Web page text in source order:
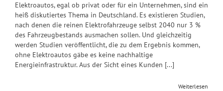
Elektroautos, egal ob privat oder für ein Unternehmen, sind ein
heiß diskutiertes Thema in Deutschland. Es existieren Studien,
nach denen die reinen Elektrofahrzeuge selbst 2040 nur 3 %
des Fahrzeugbestands ausmachen sollen. Und gleichzeitig
werden Studien veröffentlicht, die zu dem Ergebnis kommen,
ohne Elektroautos gäbe es keine nachhaltige
Energieinfrastruktur. Aus der Sicht eines Kunden [...]
Weiterlesen